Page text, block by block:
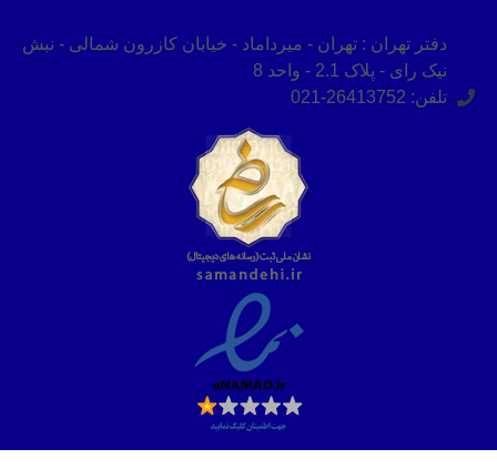
دفتر تهران : تهران - میرداماد - خیابان کازرون شمالی - نبش
نیک رای - پلاک 2.1 - واحد 8
تلفن: 26413752-021